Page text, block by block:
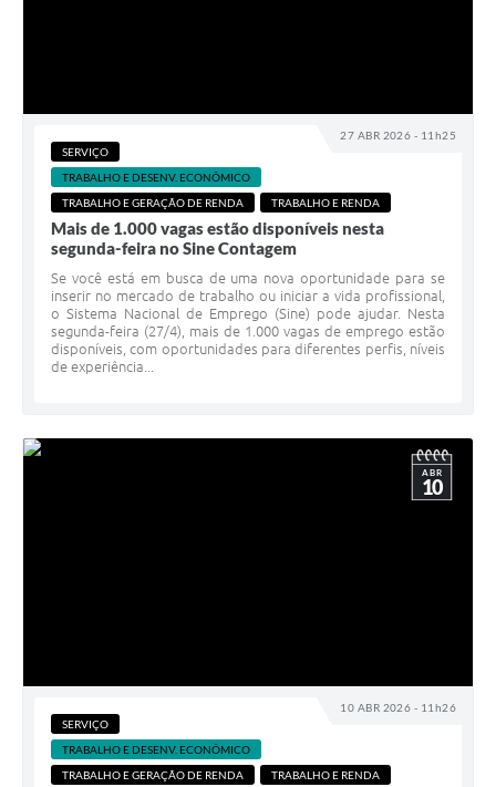
27 ABR 2026 - 11h25
SERVIÇO
TRABALHO E DESENV. ECONÔMICO
TRABALHO E GERAÇÃO DE RENDA
TRABALHO E RENDA
Mais de 1.000 vagas estão disponíveis nesta
segunda-feira no Sine Contagem
Se você está em busca de uma nova oportunidade para se
inserir no mercado de trabalho ou iniciar a vida profissional,
o Sistema Nacional de Emprego (Sine) pode ajudar. Nesta
segunda-feira (27/4), mais de 1.000 vagas de emprego estão
disponíveis, com oportunidades para diferentes perfis, níveis
de experiência...
10 ABR 2026 - 11h26
ABR
10
SERVIÇO
TRABALHO E DESENV. ECONÔMICO
TRABALHO E GERAÇÃO DE RENDA
TRABALHO E RENDA